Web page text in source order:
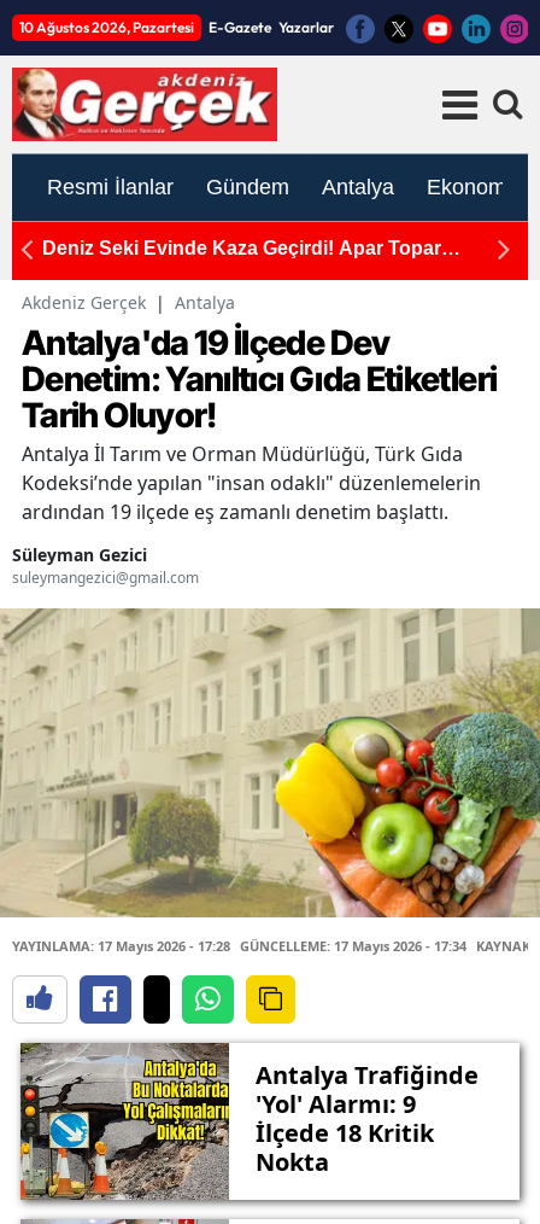
10 Ağustos 2026, Pazartesi E-Gazete Yazarlar
Resmi İlanlar Gündem Antalya Ekonomi
Deniz Seki Evinde Kaza Geçirdi! Apar Topar
Akdeniz Gerçek | Antalya
Antalya'da 19 İlçede Dev
Denetim: Yanıltıcı Gıda Etiketleri
Tarih Oluyor!
Antalya İl Tarım ve Orman Müdürlüğü, Türk Gıda
Kodeksi’nde yapılan "insan odaklı" düzenlemelerin
ardından 19 ilçede eş zamanlı denetim başlattı.
Süleyman Gezici
suleymangezici@gmail.com
YAYINLAMA: 17 Mayıs 2026 - 17:28 GÜNCELLEME: 17 Mayıs 2026 - 17:34
Antalya Trafiğinde
'Yol' Alarmı: 9
İlçede 18 Kritik
Nokta